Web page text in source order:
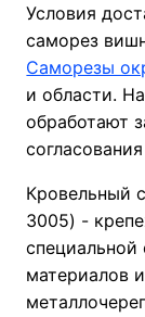
Условия
саморез
Саморезы
и области.
обработают
Кровельный
3005) -
материалов